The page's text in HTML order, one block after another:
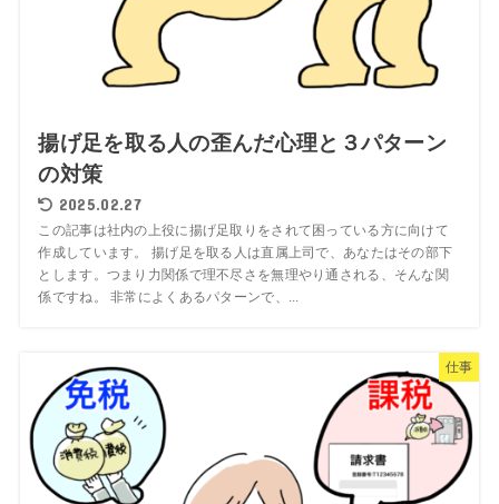
揚げ足を取る人の歪んだ心理と３パターン
の対策
2025.02.27
この記事は社内の上役に揚げ足取りをされて困っている方に向けて
作成しています。 揚げ足を取る人は直属上司で、あなたはその部下
とします。つまり力関係で理不尽さを無理やり通される、そんな関
係ですね。 非常によくあるパターンで、...
仕事